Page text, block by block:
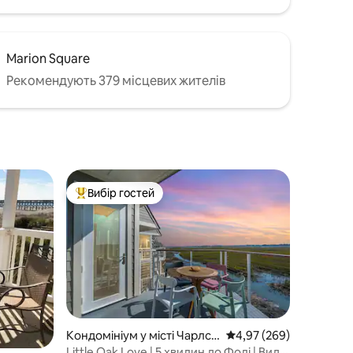
Marion Square
Рекомендують 379 місцевих жителів
Топ вибір гостей
Вибір гостей
Кондомініум у місті Чарлст
Середня оцінка: 4,97 з
4,97 (269)